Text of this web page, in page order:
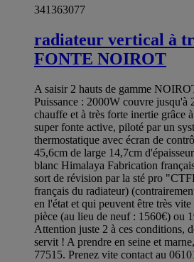
341363077
radiateur vertical à
FONTE NOIROT
A saisir 2 hauts de gamme
Puissance : 2000W couvre
chauffe et à très forte inertie grâce
super fonte active, piloté par un
thermostatique avec écran de
45,6cm de large 14,7cm
blanc Himalaya Fabrication
sort de révision par la sté pro
français du radiateur)
en l'état et qui peuvent être très
pièce (au lieu de neuf : 1560€) ou
Attention juste 2 à ces conditions,
servit ! A prendre en seine et
77515. Prenez vite contact au